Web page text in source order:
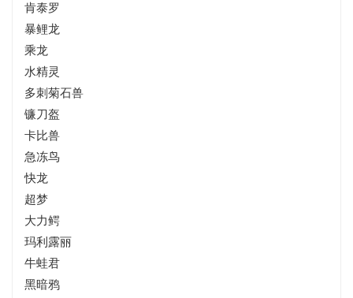
肯泰罗
暴鲤龙
乘龙
水精灵
多刺菊石兽
镰刀盔
卡比兽
急冻鸟
快龙
超梦
大力鳄
玛利露丽
牛蛙君
黑暗鸦